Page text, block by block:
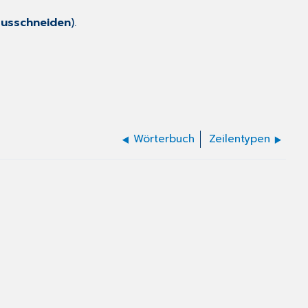
).
Wörterbuch Zeilentypen